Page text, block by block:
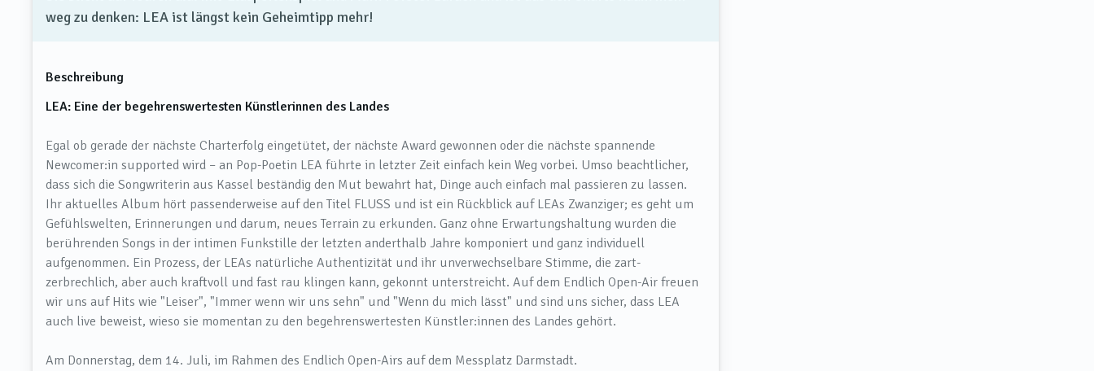
weg zu denken: LEA ist längst kein Geheimtipp mehr!
Beschreibung
LEA: Eine der begehrenswertesten Künstlerinnen des Landes
Egal ob gerade der nächste Charterfolg eingetütet, der nächste Award gewonnen oder die nächste spannende
Newcomer:in supported wird – an Pop-Poetin LEA führte in letzter Zeit einfach kein Weg vorbei. Umso beachtlicher,
dass sich die Songwriterin aus Kassel beständig den Mut bewahrt hat, Dinge auch einfach mal passieren zu lassen.
Ihr aktuelles Album hört passenderweise auf den Titel FLUSS und ist ein Rückblick auf LEAs Zwanziger; es geht um
Gefühlswelten, Erinnerungen und darum, neues Terrain zu erkunden. Ganz ohne Erwartungshaltung wurden die
berührenden Songs in der intimen Funkstille der letzten anderthalb Jahre komponiert und ganz individuell
aufgenommen. Ein Prozess, der LEAs natürliche Authentizität und ihr unverwechselbare Stimme, die zart-
zerbrechlich, aber auch kraftvoll und fast rau klingen kann, gekonnt unterstreicht. Auf dem Endlich Open-Air freuen
wir uns auf Hits wie "Leiser", "Immer wenn wir uns sehn" und "Wenn du mich lässt" und sind uns sicher, dass LEA
auch live beweist, wieso sie momentan zu den begehrenswertesten Künstler:innen des Landes gehört.
Am Donnerstag, dem 14. Juli, im Rahmen des Endlich Open-Airs auf dem Messplatz Darmstadt.